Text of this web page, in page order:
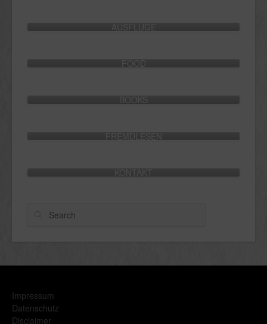
AUSFLÜGE
FOOD
BOOKS
FREMDLESEN
KONTAKT
Impressum
Datenschutz
Disclaimer